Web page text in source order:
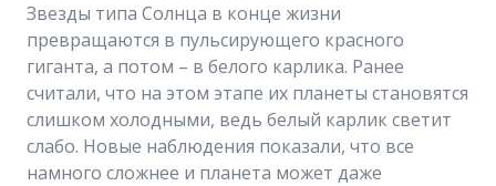
Звезды типа Солнца в конце жизни
превращаются в пульсирующего красного
гиганта, а потом – в белого карлика. Ранее
считали, что на этом этапе их планеты становятся
слишком холодными, ведь белый карлик светит
слабо. Новые наблюдения показали, что все
намного сложнее и планета может даже